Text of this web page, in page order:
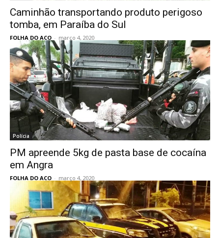
Caminhão transportando produto perigoso
tomba, em Paraíba do Sul
FOLHA DO ACO - março 4, 2020
Polícia
PM apreende 5kg de pasta base de cocaína
em Angra
FOLHA DO ACO - março 4, 2020